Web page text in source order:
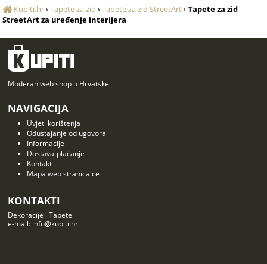
Kupiti.hr›Tapete za zid ›Tapete za zid StreetArt›Tapete za zid
StreetArt za uređenje interijera
Moderan web shop u Hrvatske
NAVIGACIJA
Uvjeti korištenja
Odustajanje od ugovora
Informacije
Dostava-plaćanje
Kontakt
Mapa web stranicaice
KONTAKTI
Dekoracije i Tapete
e-mail: info@kupiti.hr